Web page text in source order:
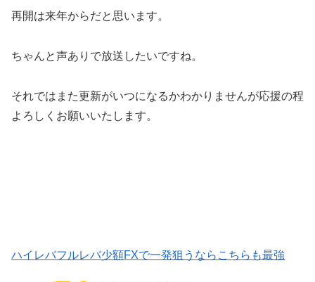
再開は来年からだと思います。
ちゃんと声ありで放送したいですね。
それではまた更新がいつになるかわかりませんが応援の程
よろしくお願いいたします。
ハイレバフルレバ少額FXで一発狙うならこちらも最強